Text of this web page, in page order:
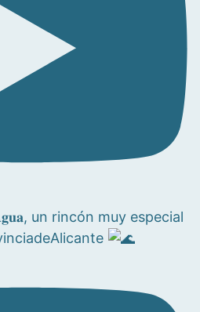
un rincón muy especial